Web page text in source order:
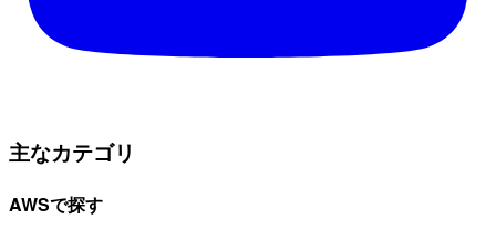
主なカテゴリ
AWSで探す